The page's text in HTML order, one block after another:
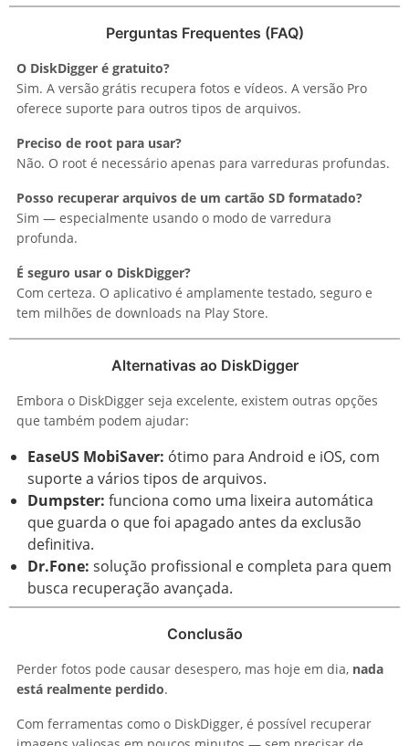
Perguntas Frequentes (FAQ)
O DiskDigger é gratuito?
Sim. A versão grátis recupera fotos e vídeos. A versão Pro
oferece suporte para outros tipos de arquivos.
Preciso de root para usar?
Não. O root é necessário apenas para varreduras profundas.
Posso recuperar arquivos de um cartão SD formatado?
Sim — especialmente usando o modo de varredura
profunda.
É seguro usar o DiskDigger?
Com certeza. O aplicativo é amplamente testado, seguro e
tem milhões de downloads na Play Store.
Alternativas ao DiskDigger
Embora o DiskDigger seja excelente, existem outras opções
que também podem ajudar:
EaseUS MobiSaver: ótimo para Android e iOS, com
suporte a vários tipos de arquivos.
Dumpster: funciona como uma lixeira automática
que guarda o que foi apagado antes da exclusão
definitiva.
Dr.Fone: solução profissional e completa para quem
busca recuperação avançada.
Conclusão
Perder fotos pode causar desespero, mas hoje em dia, nada
está realmente perdido.
Com ferramentas como o DiskDigger, é possível recuperar